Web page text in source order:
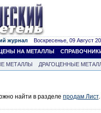
журнал Воскресенье, 09 Август
НА МЕТАЛЛЫ
МЕТАЛЛЫ
ДРАГОЦЕННЫЕ
найти в разделе продам Лист.